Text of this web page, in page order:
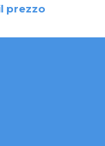
prezzo